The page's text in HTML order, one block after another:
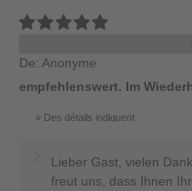
De: Anonyme
empfehlenswert. Im
Des détails indiquent
Lieber Gast, vielen
freut uns, dass Ihnen